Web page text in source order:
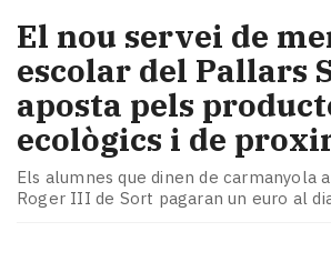
El nou servei de
escolar del Pallars
aposta pels
ecològics i de
Els alumnes que dinen de carmanyola
Roger III de Sort pagaran un euro al